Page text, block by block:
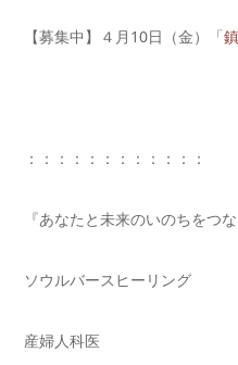
【募集中】４月10日（金）「
：：：：：：：：：：：：
『あなたと未来のいのちをつ
ソウルバースヒーリング
産婦人科医